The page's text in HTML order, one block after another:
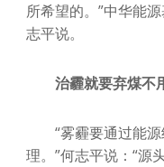
所希望的。”中华能
志平说。
治霾就要弃煤不
“雾霾要通过能源
理。”何志平说：“源